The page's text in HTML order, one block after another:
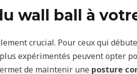
wall ball à
crucial. Pour ceux qui
expérimentés peuvent opter
de maintenir une posture